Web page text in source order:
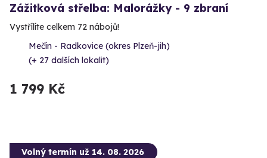
Zážitková střelba: Malorážky - 9 zbraní
Vystřílíte celkem 72 nábojů!
Mečín - Radkovice (okres Plzeň-jih)
(+ 27 dalších lokalit)
1 799 Kč
Volný termín už 14. 08. 2026